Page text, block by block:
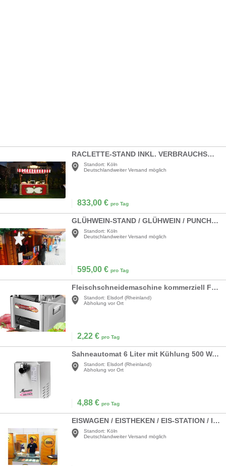
RACLETTE-STAND INKL. VERBRAUCHSMATERIAL
Standort: Köln
Deutschlandweiter Versand möglich
833,00 € pro Tag
GLÜHWEIN-STAND / GLÜHWEIN / PUNCH / MARKTSTAND
Standort: Köln
Deutschlandweiter Versand möglich
595,00 € pro Tag
Fleischschneidemaschine kommerziell Fleischschneider Allesschneider schneiden zerteilen und würfeln
Standort: Elsdorf (Rheinland)
Abholung vor Ort
2,22 € pro Tag
Sahneautomat 6 Liter mit Kühlung 500 Watt Sahnemaschine 230 Volt Profigerät Gastronomie 90 L/h
Standort: Elsdorf (Rheinland)
Abholung vor Ort
4,88 € pro Tag
EISWAGEN / EISTHEKEN / EIS-STATION / ICE STATION
Standort: Köln
Deutschlandweiter Versand möglich